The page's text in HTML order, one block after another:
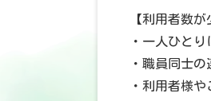
【利用者数
・一人ひと
・職員同士
・利用者様